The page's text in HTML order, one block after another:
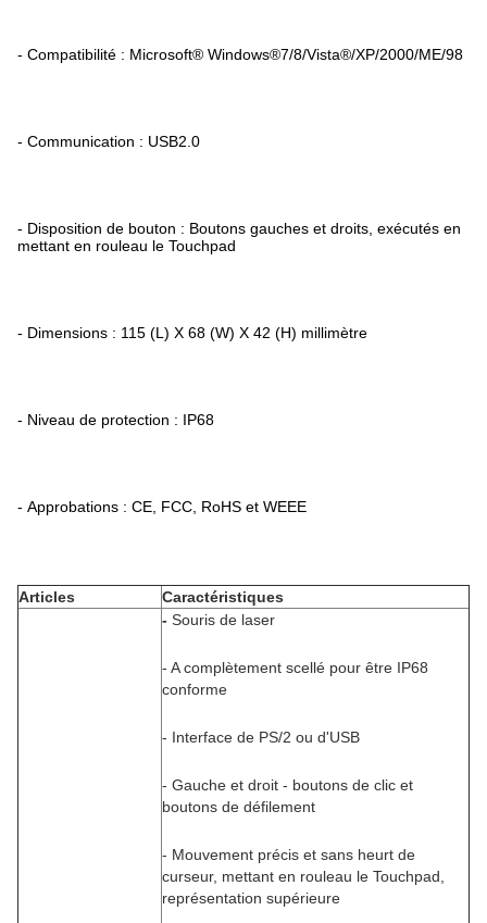
- Compatibilité : Microsoft® Windows®7/8/Vista®/XP/2000/ME/98
- Communication : USB2.0
- Disposition de bouton : Boutons gauches et droits, exécutés en
mettant en rouleau le Touchpad
- Dimensions : 115 (L) X 68 (W) X 42 (H) millimètre
- Niveau de protection : IP68
- Approbations : CE, FCC, RoHS et WEEE
Articles Caractéristiques
- Souris de laser
- A complètement scellé pour être IP68
conforme
- Interface de PS/2 ou d'USB
- Gauche et droit - boutons de clic et
boutons de défilement
- Mouvement précis et sans heurt de
curseur, mettant en rouleau le Touchpad,
représentation supérieure